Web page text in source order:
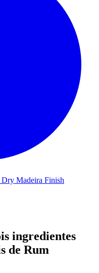
Madeira Finish
ingredientes
de Rum